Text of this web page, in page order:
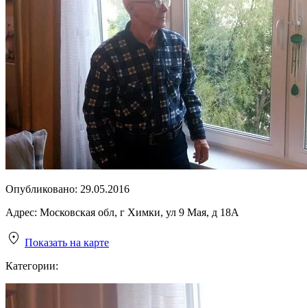
Опубликовано: 29.05.2016
Адрес: Московская обл, г Химки, ул 9 Мая, д 18А
Показать на карте
Категории: